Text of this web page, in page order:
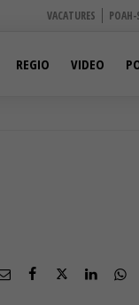
VACATURES
REGIO VIDEO